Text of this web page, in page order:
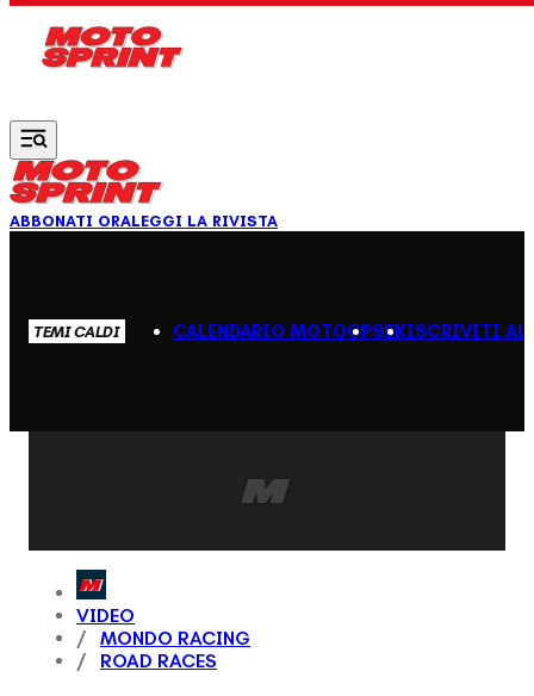
ABBONATI ORALEGGI LA RIVISTA
TEMI CALDI CALENDARIO MOTOGPSBKISCRIVITI AL
VIDEO
MONDO RACING
ROAD RACES